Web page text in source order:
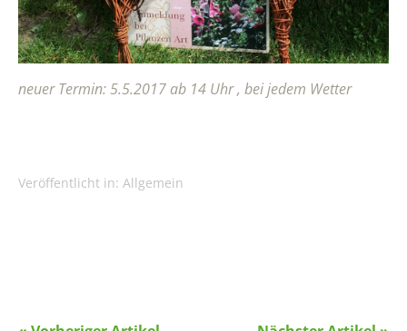
neuer Termin: 5.5.2017 ab 14 Uhr , bei jedem Wetter
Veröffentlicht in: Allgemein